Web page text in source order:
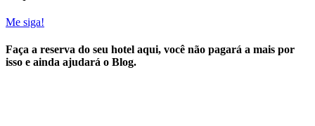
Me siga!
Faça a reserva do seu hotel aqui, você não pagará a mais por
isso e ainda ajudará o Blog.